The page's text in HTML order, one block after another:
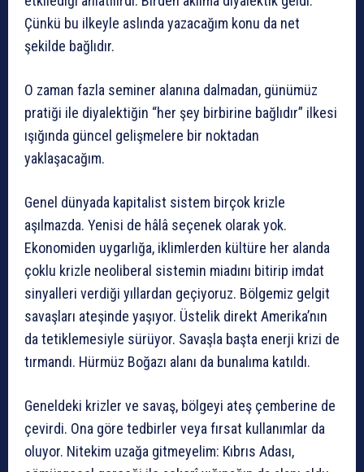
Çünkü bu ilkeyle aslında yazacağım konu da net
şekilde bağlıdır.
O zaman fazla seminer alanına dalmadan, günümüz
pratiği ile diyalektiğin “her şey birbirine bağlıdır” ilkesi
ışığında güncel gelişmelere bir noktadan
yaklaşacağım.
Genel dünyada kapitalist sistem birçok krizle
aşılmazda. Yenisi de hâlâ seçenek olarak yok.
Ekonomiden uygarlığa, iklimlerden kültüre her alanda
çoklu krizle neoliberal sistemin miadını bitirip imdat
sinyalleri verdiği yıllardan geçiyoruz. Bölgemiz gelgit
savaşları ateşinde yaşıyor. Üstelik direkt Amerika’nın
da tetiklemesiyle sürüyor. Savaşla başta enerji krizi de
tırmandı. Hürmüz Boğazı alanı da bunalıma katıldı.
Geneldeki krizler ve savaş, bölgeyi ateş çemberine de
çevirdi. Ona göre tedbirler veya fırsat kullanımlar da
oluyor. Nitekim uzağa gitmeyelim: Kıbrıs Adası,